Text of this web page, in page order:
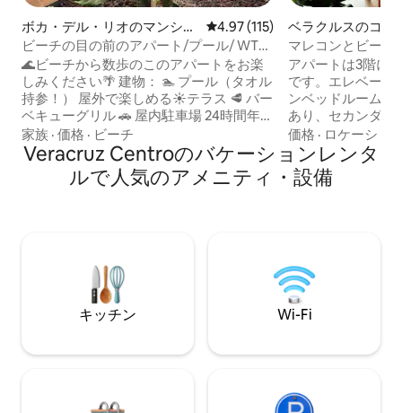
ボカ・デル・リオのマンショ
ン・アパート
レビュー115件、5つ星中4.97つ
4.97 (115)
ビーチの目の前のアパート/プール/ WTC
/ Wi-Fi /請求書
🌊ビーチから数歩のこのアパートをお楽
しみください🌴 建物： 🏊 プール（タオル
持参！） 屋外で楽しめる☀️テラス 🥩 バー
ベキューグリル 🚗 屋内駐車場 24時間年中
無休👮🏻‍♂️の監視 🛗 エレベーター 📍WTC、
レストラン、ショップに近い アパート：
❄️ 寝室とリビングルームにエアコン 📺ス
マートテレビとWi-Fi🚀 🌅バルコニー 🍳設
家族 · 価格 · ビーチ
ベラクルスのコン
ム
マレコンとビーチ
リーアパートメン
アパートは3階に
です。エレベーター
ンベッドルームに
あり、セカンダリ
ルサイズの下段ベ
上段ベッドの2段
ンガルーツインサ
す。 また、居間兼ダイニングルーム、設
動ゲートは2分で
ています。ご注意
価格 · ロケーショ
Veracruz Centroのバケーションレンタ
ルで人気のアメニティ・設備
キッチン Wi-Fi